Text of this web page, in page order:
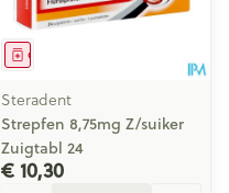
Geneesmiddel
Steradent
Strepfen 8,75mg Z/suiker
Zuigtabl 24
€ 10,30